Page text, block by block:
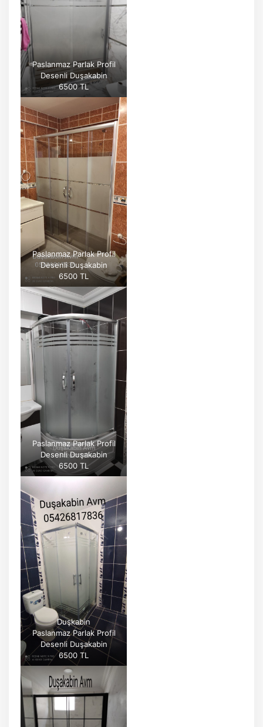
Paslanmaz Parlak Profil
Desenli Duşakabin
6500 TL
Paslanmaz Parlak Profil
Desenli Duşakabin
6500 TL
Paslanmaz Parlak Profil
Desenli Duşakabin
6500 TL
Duşkabin
Paslanmaz Parlak Profil
Desenli Duşakabin
6500 TL